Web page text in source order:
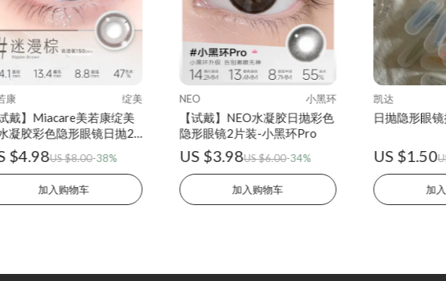
康 绽美
试戴】Miacare美若康绽美
凝胶彩色隐形眼镜日抛2
-迷漫棕
$4.98US $8.00-38%
加入购物车
NEO 小黑环
【试戴】NEO水凝胶日抛彩色
隐形眼镜2片装-小黑环Pro
US $3.98US $6.00-34%
加入购物车
凯达
日抛隐形眼
US $1.50
加